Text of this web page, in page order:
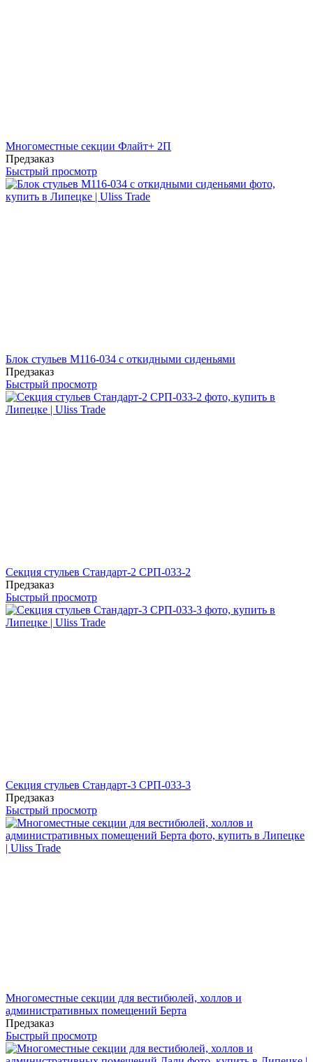
Многоместные секции Флайт+ 2П
Предзаказ
Быстрый просмотр
Блок стульев М116-034 с откидными сиденьями
Предзаказ
Быстрый просмотр
Секция стульев Стандарт-2 СРП-033-2
Предзаказ
Быстрый просмотр
Секция стульев Стандарт-3 СРП-033-3
Предзаказ
Быстрый просмотр
Многоместные секции для вестибюлей, холлов и
административных помещений Берта
Предзаказ
Быстрый просмотр